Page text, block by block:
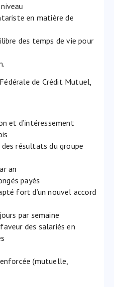
en matière de
des temps de vie pour
de Crédit Mutuel,
et d’intéressement
résultats du groupe
an
payés
fort d’un nouvel accord
par semaine
des salariés en
(mutuelle,